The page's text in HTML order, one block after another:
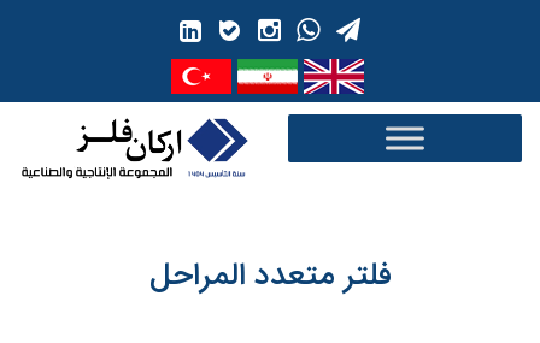
فلتر متعدد المراحل